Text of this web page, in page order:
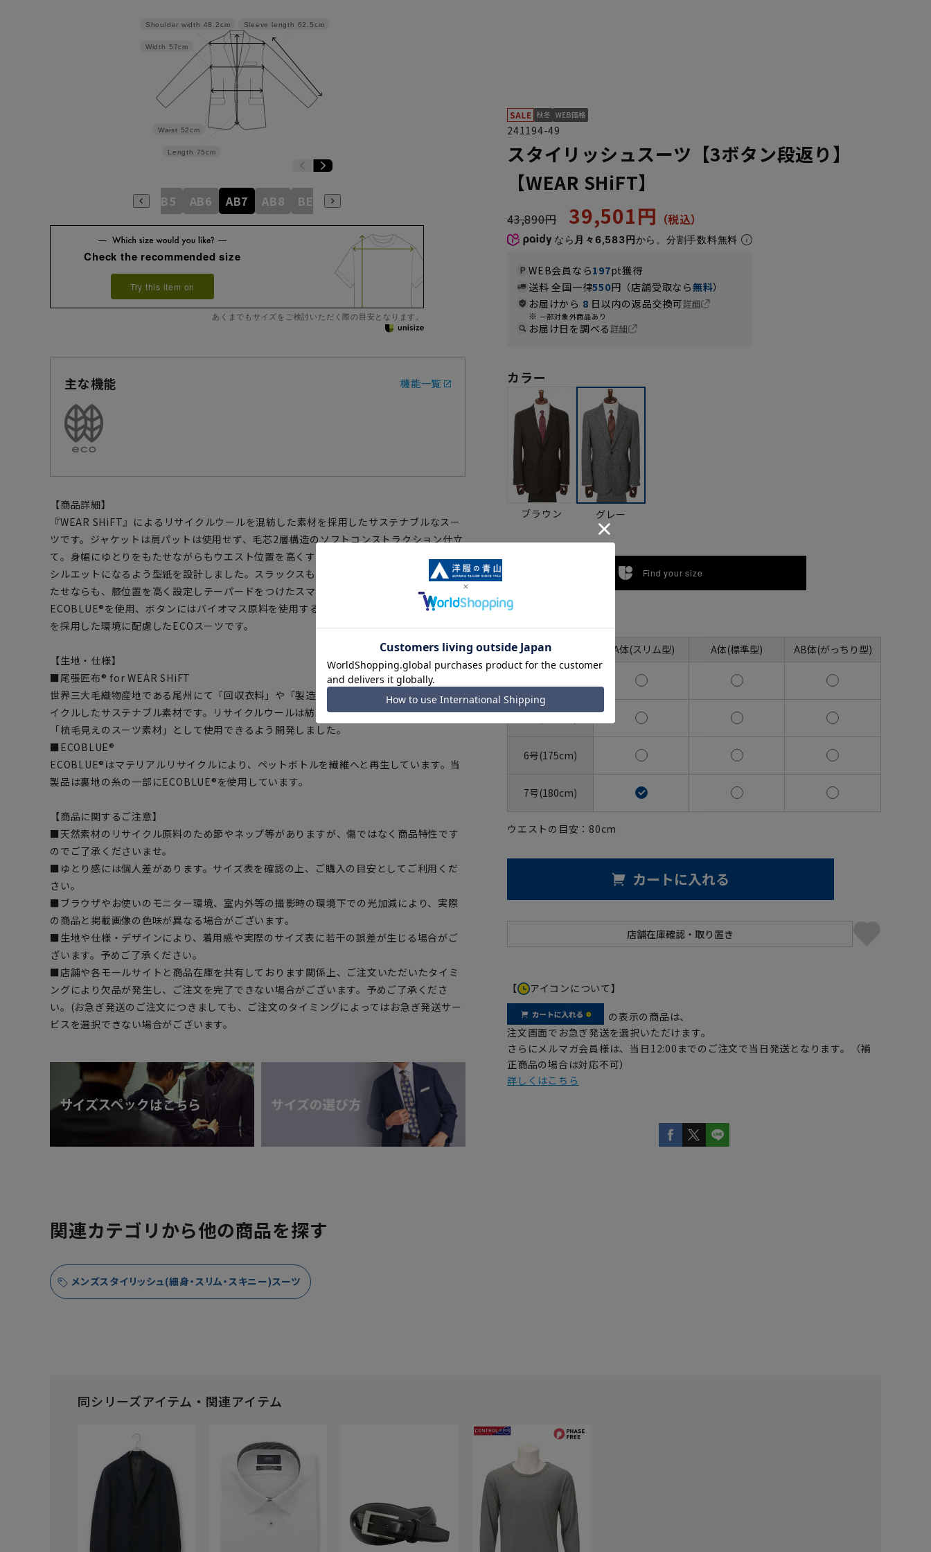
Sleeve length 62.5cm
Length 75cm
Waist 52cm
Width 57cm
Shoulder width 48.2cm
AB4 AB5 AB6 AB7 AB8 BE3 BE4
Check the recommended size
Try this item on
あくまでもサイズをご検討いただく際の目安となります。
主な機能 機能一覧
【商品詳細】
『WEAR SHiFT』によるリサイクルウールを混紡した素材を採用したサステナブルなスー
ツです。ジャケットは肩パットは使用せず、毛芯2層構造のソフトコンストラクション仕立
て。身幅にゆとりをもたせながらもウエスト位置を高くすることで、視覚的にスマートな
シルエットになるよう型紙を設計しました。スラックスも同様にワンタックでゆとりをも
たせならも、膝位置を高く設定しテーパードをつけたスマートなシルエットに。裏地には
ECOBLUE®を使用、ボタンにはバイオマス原料を使用するなど付属にもサステナブル原料
を採用した環境に配慮したECOスーツです。
【生地・仕様】
■尾張匠布® for WEAR SHiFT
世界三大毛織物産地である尾州にて「回収衣料」や「製造過程で発生する裁断布」をリサ
イクルしたサステナブル素材です。リサイクルウールは紡毛番手になりますが、これを
「梳毛見えのスーツ素材」として使用できるよう開発しました。
■ECOBLUE®
ECOBLUE®はマテリアルリサイクルにより、ペットボトルを繊維へと再生しています。当
製品は裏地の糸の一部にECOBLUE®を使用しています。
【商品に関するご注意】
■天然素材のリサイクル原料のため節やネップ等がありますが、傷ではなく商品特性です
のでご了承くださいませ。
■ゆとり感には個人差があります。サイズ表を確認の上、ご購入の目安としてご利用くだ
さい。
■ブラウザやお使いのモニター環境、室内外等の撮影時の環境下での光加減により、実際
の商品と掲載画像の色味が異なる場合がございます。
■生地や仕様・デザインにより、着用感や実際のサイズ表に若干の誤差が生じる場合がご
ざいます。予めご了承ください。
■店舗や各モールサイトと商品在庫を共有しております関係上、ご注文いただいたタイミ
ングにより欠品が発生し、ご注文を完了できない場合がございます。予めご了承くださ
い。(お急ぎ発送のご注文につきましても、ご注文のタイミングによってはお急ぎ発送サー
ビスを選択できない場合がございます。
241194-49
スタイリッシュスーツ【3ボタン段返り】
【WEAR SHiFT】
43,890円 39,501円
なら 月々6,583円から。分割手数料無料
WEB会員なら197pt獲得
送料 全国一律550円（店舗受取なら無料）
お届けから 8 日以内の返品交換可詳細
一部対象外商品あり
お届け日を調べる詳細
カラー
ブラウン グレー
Find your size
号数（身長） YA体(スリム型) A体(標準型) AB体(がっちり型)
6号(175cm)
7号(180cm)
ウエストの目安： 80cm
カートに入れる
【 アイコンについて】
の表示の商品は、
注文画面でお急ぎ発送を選択いただけます。
さらにメルマガ会員様は、当日12:00までのご注文で当日発送となります。（補
正商品の場合は対応不可）
詳しくはこちら
関連カテゴリから他の商品を探す
メンズスタイリッシュ(細身・スリム・スキニー)スーツ
同シリーズアイテム・関連アイテム